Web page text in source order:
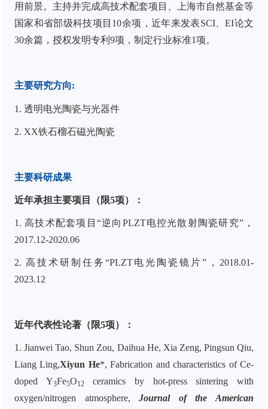
用前景。主持并完成高技术配套项目、上海市自然基金等
国家和省部级科技项目 10余项，近年来发表SCI、EI论文
30余篇，授权发明专利 9项，制定行业标准1项。
主要研究方向:
1. 透明电光陶瓷与光器件
2. XX铁石榴石磁光陶瓷
主要科研成果
近年承担主要项目（限5项）：
1.高技术配套项目“逆向 PLZT电控光散射陶瓷研究”，
2017.12-2020.06
2. 高技术研制任务“PLZT电光陶瓷镜片”， 2018.01-
2023.12
近年代表性论著（限5项）：
1. Jianwei Tao, Shun Zou, Daihua He, Xia Zeng, Pingsun Qiu,
Liang Ling,Xiyun He*, Fabrication and characteristics of Ce‐
doped Y3Fe5O12ceramics by hot‐press sintering with
oxygen/nitrogen atmosphere,Journal of the American